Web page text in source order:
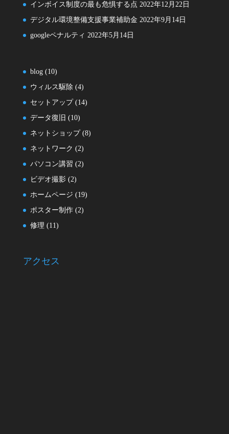
インボイス制度の最も危惧する点 2022年12月22日
デジタル環境整備支援事業補助金 2022年9月14日
googleペナルティ 2022年5月14日
blog(10)
ウィルス駆除 (4)
セットアップ(14)
データ復旧 (10)
ネットショップ(8)
ネットワーク (2)
パソコン講習 (2)
ビデオ撮影(2)
ホームページ (19)
ポスター制作(2)
修理 (11)
アクセス